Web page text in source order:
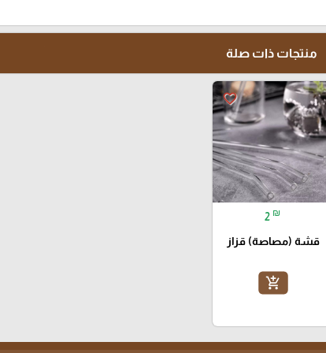
منتجات ذات صلة
favorite_border
2 ₪
قشة (مصاصة) قزاز
add_shopping_cart